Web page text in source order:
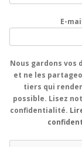
E-
Nous gardons vos
et ne les
tiers qui
possible. Lisez
confidentialité.